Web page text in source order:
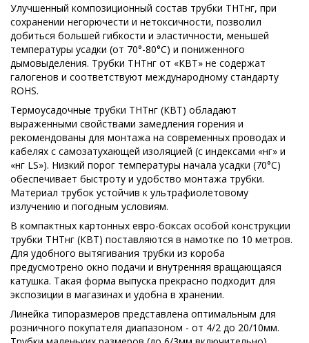
Улучшенный композиционный состав трубки ТНТнг, при
сохранении негорючести и нетоксичности, позволил
добиться большей гибкости и эластичности, меньшей
температуры усадки (от 70°-80°С) и пониженного
дымовыделения. Трубки ТНТнг от «КВТ» не содержат
галогенов и соответствуют международному стандарту
ROHS.
Термоусадочные трубки ТНТнг (КВТ) обладают
выраженными свойствами замедления горения и
рекомендованы для монтажа на современных проводах и
кабелях с самозатухающей изоляцией (с индексами «нг» и
«нг LS»). Низкий порог температуры начала усадки (70°С)
обеспечивает быстроту и удобство монтажа трубки.
Материал трубок устойчив к ультрафиолетовому
излучению и погодным условиям.
В компактных картонных евро-боксах особой конструкции
трубки ТНТнг (КВТ) поставляются в намотке по 10 метров.
Для удобного вытягивания трубки из короба
предусмотрено окно подачи и внутренняя вращающаяся
катушка. Такая форма выпуска прекрасно подходит для
экспозиции в магазинах и удобна в хранении.
Линейка типоразмеров представлена оптимальным для
розничного покупателя диапазоном - от 4/2 до 20/10мм.